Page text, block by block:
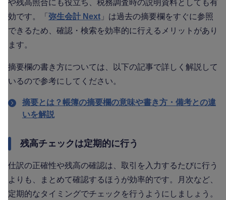
や残高照合にも役立ち、税務調査時の説明資料としても有
効です。「 弥生会計 Next 」は過去の摘要欄をすぐに参照
できるため、確認・検索を効率的に行えるメリットがあり
ます。
摘要欄の書き方については、以下の記事で詳しく解説して
いるので参考にしてください。
摘要とは？帳簿の摘要欄の意味や書き方・備考との違
いを解説
残高チェックは定期的に行う
仕訳の正確性や残高の確認は、取引を入力するたびに行う
よりも、まとめて確認するほうが効率的です。月次など、
定期的なタイミングでチェックを行うようにしましょう。